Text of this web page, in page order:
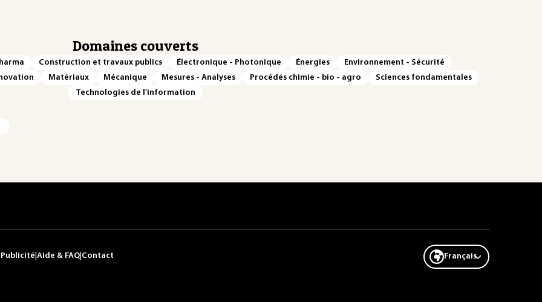
Domaines couverts
Construction et travaux publics Électronique - Photonique Énergies
Environnement - Sécurité
Matériaux Mécanique Mesures - Analyses Procédés chimie - bio - agro
Sciences fondamentales
Technologies de l'information
Publicité Aide & FAQ Contact Français